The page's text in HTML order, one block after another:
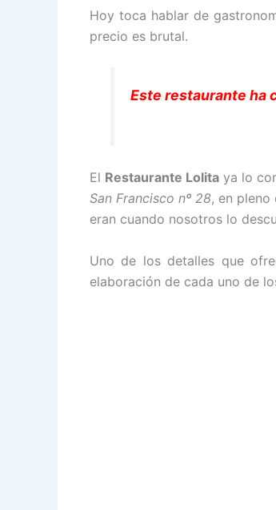
Hoy toca hablar de
precio es brutal.
Este restaurante ha
El Restaurante Lolita ya lo
San Francisco nº 28, en
eran cuando nosotros lo
Uno de los detalles que
elaboración de cada uno de